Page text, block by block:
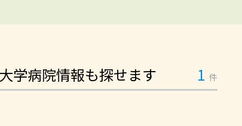
学病院情報も探せます 1 件